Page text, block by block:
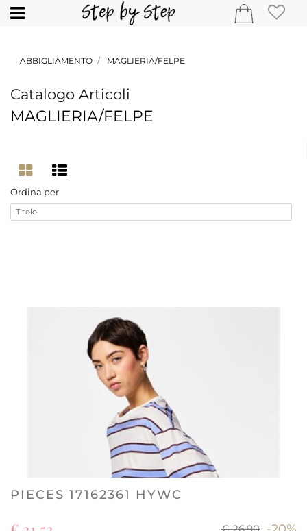
Open
ABBIGLIAMENTO MAGLIERIA/FELPE
Catalogo Articoli
MAGLIERIA/FELPE
Ordina per
PIECES 17162361 HYWC